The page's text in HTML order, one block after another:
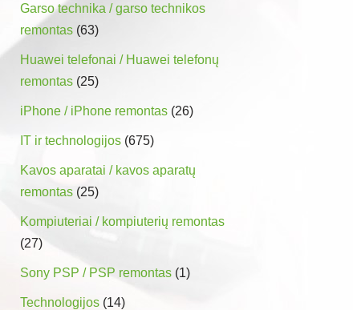
Garso technika / garso technikos
remontas (63)
Huawei telefonai / Huawei telefonų
remontas (25)
iPhone / iPhone remontas (26)
IT ir technologijos (675)
Kavos aparatai / kavos aparatų
remontas (25)
Kompiuteriai / kompiuterių remontas
(27)
Sony PSP / PSP remontas (1)
Technologijos (14)